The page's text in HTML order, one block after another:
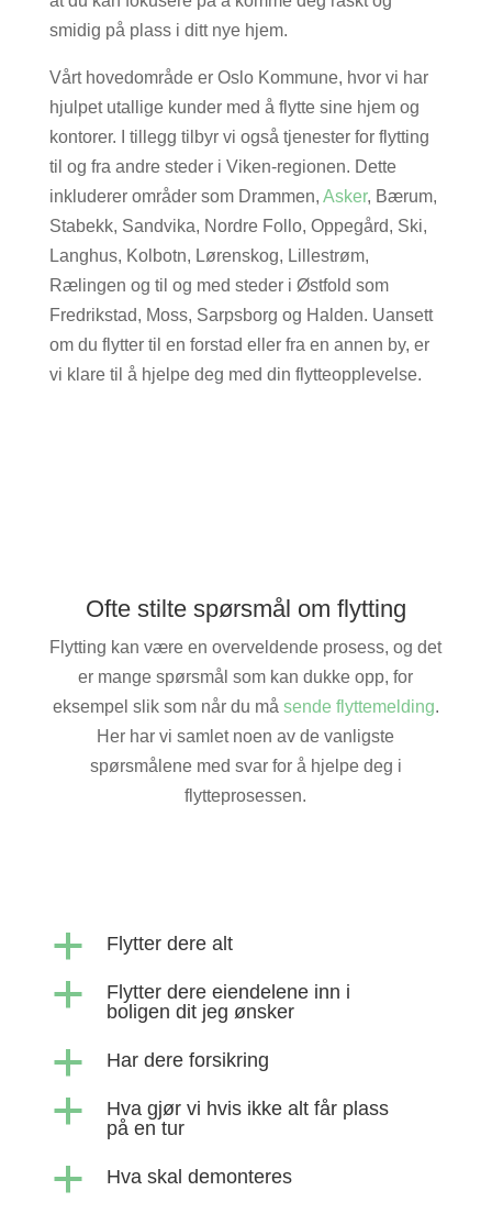
smidig på plass i ditt nye hjem.
Vårt hovedområde er Oslo Kommune, hvor vi har
hjulpet utallige kunder med å flytte sine hjem og
kontorer. I tillegg tilbyr vi også tjenester for flytting
til og fra andre steder i Viken-regionen. Dette
inkluderer områder som Drammen, Asker, Bærum,
Stabekk, Sandvika, Nordre Follo, Oppegård, Ski,
Langhus, Kolbotn, Lørenskog, Lillestrøm,
Rælingen og til og med steder i Østfold som
Fredrikstad, Moss, Sarpsborg og Halden. Uansett
om du flytter til en forstad eller fra en annen by, er
vi klare til å hjelpe deg med din flytteopplevelse.
Ofte stilte spørsmål om flytting
Flytting kan være en overveldende prosess, og det
er mange spørsmål som kan dukke opp, for
eksempel slik som når du må sende flyttemelding.
Her har vi samlet noen av de vanligste
spørsmålene med svar for å hjelpe deg i
flytteprosessen.
a Flytter dere alt
a
Flytter dere eiendelene inn i
boligen dit jeg ønsker
a Har dere forsikring
a
Hva gjør vi hvis ikke alt får plass
på en tur
a Hva skal demonteres